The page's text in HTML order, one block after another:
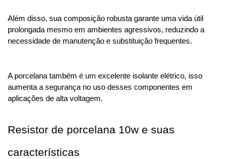
Além disso, sua composição robusta garante uma vida útil
prolongada mesmo em ambientes agressivos, reduzindo a
necessidade de manutenção e substituição frequentes.
A porcelana também é um excelente isolante elétrico, isso
aumenta a segurança no uso desses componentes em
aplicações de alta voltagem.
Resistor de porcelana 10w e suas
características